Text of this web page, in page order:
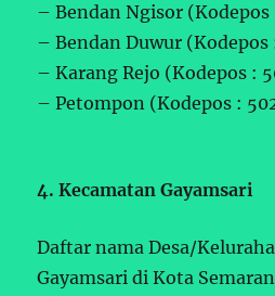
– Bendan Ngisor (Kodepos
– Bendan Duwur (Kodepos
– Karang Rejo (Kodepos :
– Petompon (Kodepos :
4. Kecamatan Gayamsari
Daftar nama Desa/
Gayamsari di Kota